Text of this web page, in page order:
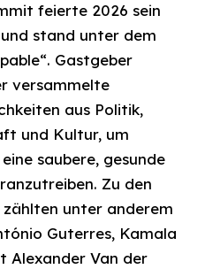
feierte 2026 sein
stand unter dem
Gastgeber
versammelte
aus Politik,
und Kultur, um
saubere, gesunde
Zu den
unter anderem
Guterres, Kamala
Alexander Van der